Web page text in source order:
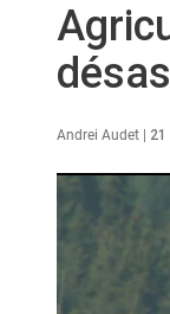
Andrei Audet 21